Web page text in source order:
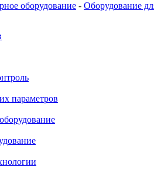
оборудование - Оборудование
параметров